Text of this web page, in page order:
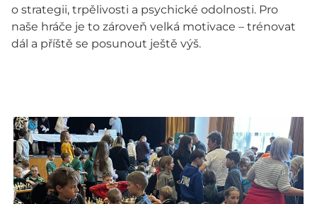
o strategii, trpělivosti a psychické odolnosti. Pro
naše hráče je to zároveň velká motivace – trénovat
dál a příště se posunout ještě výš.